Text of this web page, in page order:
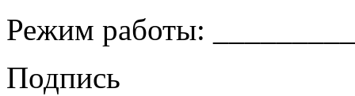
Режим работы: _________
Подпись